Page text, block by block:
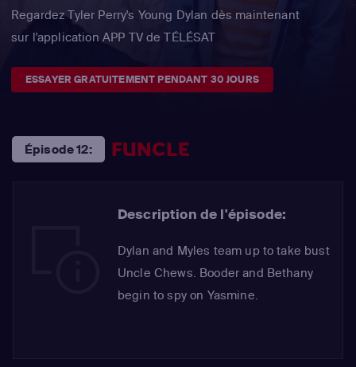
Regardez Tyler Perry's Young Dylan dès maintenant
sur l'application APP TV de TÉLÉSAT
ESSAYER GRATUITEMENT PENDANT 30 JOURS
Épisode 12: FUNCLE
Description de l'épisode:
Dylan and Myles team up to take bust
Uncle Chews. Booder and Bethany
begin to spy on Yasmine.